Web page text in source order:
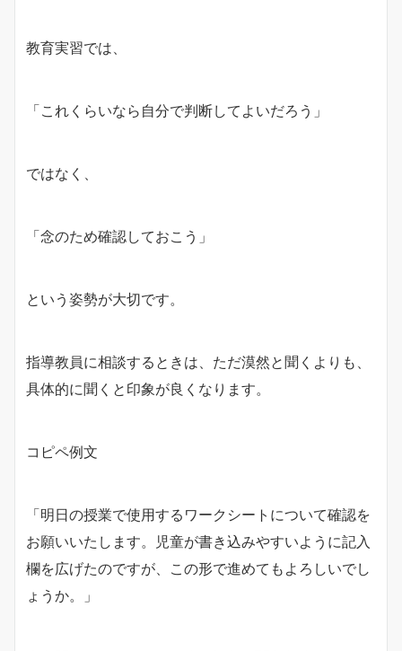
教育実習では、
「これくらいなら自分で判断してよいだろう」
ではなく、
「念のため確認しておこう」
という姿勢が大切です。
指導教員に相談するときは、ただ漠然と聞くよりも、
具体的に聞くと印象が良くなります。
コピペ例文
「明日の授業で使用するワークシートについて確認を
お願いいたします。児童が書き込みやすいように記入
欄を広げたのですが、この形で進めてもよろしいでし
ょうか。」